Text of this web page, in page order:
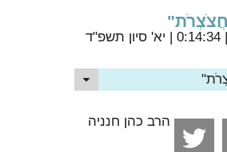
הרב כהן חנניה